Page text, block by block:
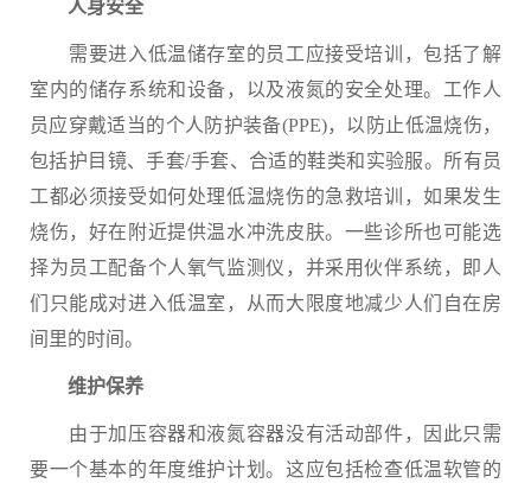
人身安全
需要进入低温储存室的员工应接受培训，包括了解
室内的储存系统和设备，以及液氮的安全处理。工作人
员应穿戴适当的个人防护装备(PPE)，以防止低温烧伤，
包括护目镜、手套/手套、合适的鞋类和实验服。所有员
工都必须接受如何处理低温烧伤的急救培训，如果发生
烧伤，好在附近提供温水冲洗皮肤。一些诊所也可能选
择为员工配备个人氧气监测仪，并采用伙伴系统，即人
们只能成对进入低温室，从而大限度地减少人们自在房
间里的时间。
维护保养
由于加压容器和液氮容器没有活动部件，因此只需
要一个基本的年度维护计划。这应包括检查低温软管的